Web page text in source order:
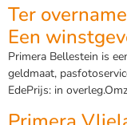
Ter
Een
Primera Bellestein is
geldmaat,
EdePrijs: in